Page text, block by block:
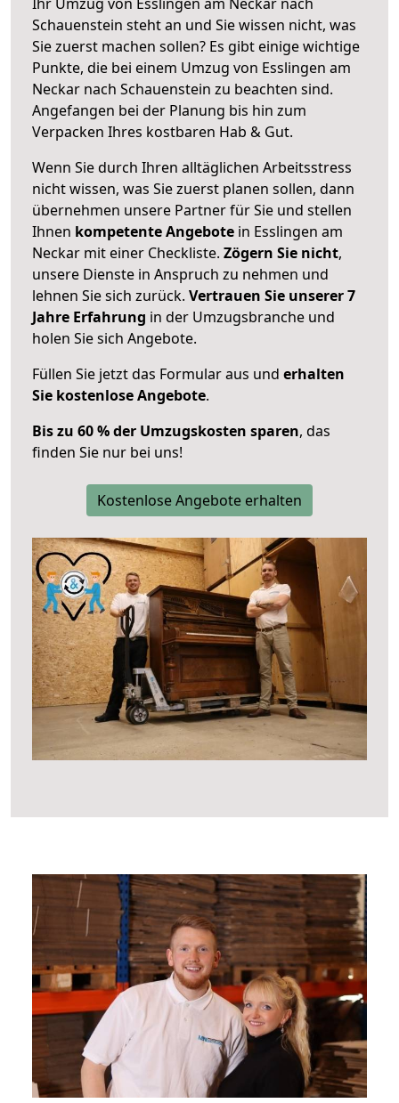
Schauenstein steht an und Sie wissen nicht, was
Sie zuerst machen sollen? Es gibt einige wichtige
Punkte, die bei einem Umzug von Esslingen am
Neckar nach Schauenstein zu beachten sind.
Angefangen bei der Planung bis hin zum
Verpacken Ihres kostbaren Hab & Gut.
Wenn Sie durch Ihren alltäglichen Arbeitsstress
nicht wissen, was Sie zuerst planen sollen, dann
übernehmen unsere Partner für Sie und stellen
Ihnen kompetente Angebote in Esslingen am
Neckar mit einer Checkliste. Zögern Sie nicht,
unsere Dienste in Anspruch zu nehmen und
lehnen Sie sich zurück. Vertrauen Sie unserer 7
Jahre Erfahrung in der Umzugsbranche und
holen Sie sich Angebote.
Füllen Sie jetzt das Formular aus und erhalten
Sie kostenlose Angebote.
Bis zu 60 % der Umzugskosten sparen, das
finden Sie nur bei uns!
Kostenlose Angebote erhalten